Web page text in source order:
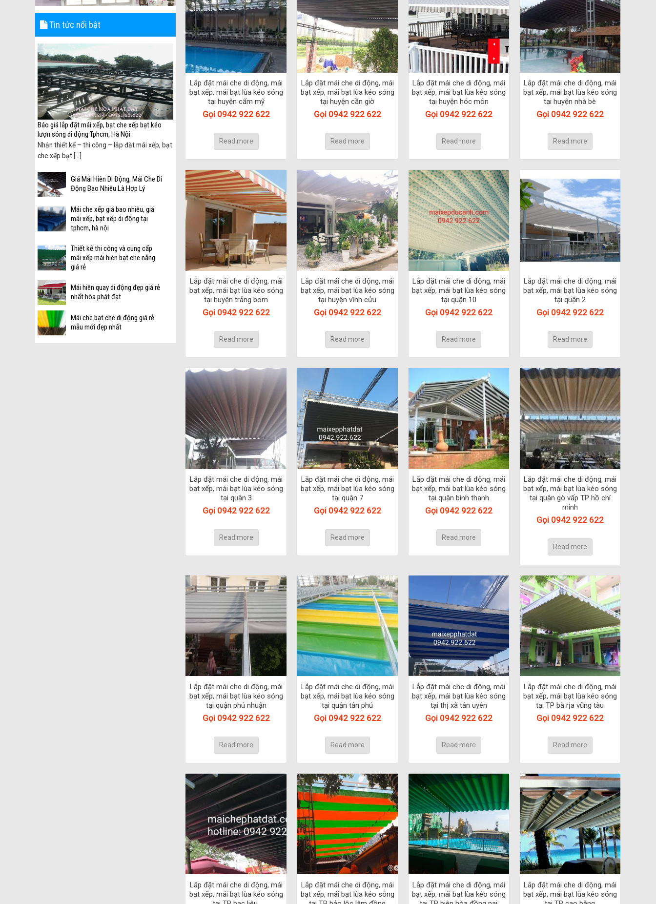
Tin tức nổi bật
Báo giá lắp đặt mái xếp, bạt che xếp bạt kéo
lượn sóng di động Tphcm, Hà Nội
Nhận thiết kế – thi công – lắp đặt mái xếp, bạt
che xếp bạt [...]
Giá Mái Hiên Di Động, Mái Che Di
Động Bao Nhiêu Là Hợp Lý
Mái che xếp giá bao nhiêu, giá
mái xếp, bạt xếp di động tại
tphcm, hà nội
Thiết kế thi công và cung cấp
mái xếp mái hiên bạt che nắng
giá rẻ
Mái hiên quay di động đẹp giá rẻ
nhất hòa phát đạt
Mái che bạt che di động giá rẻ
mẫu mới đẹp nhất
Lắp đặt mái che di động, mái
bạt xếp, mái bạt lùa kéo sóng
tại huyện cẩm mỹ
Gọi 0942 922 622
Read more
Lắp đặt mái che di động, mái
bạt xếp, mái bạt lùa kéo sóng
tại huyện cần giờ
Gọi 0942 922 622
Read more
Lắp đặt mái che di động, mái
bạt xếp, mái bạt lùa kéo sóng
tại huyện hóc môn
Gọi 0942 922 622
Read more
Lắp đặt mái che di động, mái
bạt xếp, mái bạt lùa kéo sóng
tại huyện nhà bè
Gọi 0942 922 622
Read more
Lắp đặt mái che di động, mái
bạt xếp, mái bạt lùa kéo sóng
tại huyện trảng bom
Gọi 0942 922 622
Read more
Lắp đặt mái che di động, mái
bạt xếp, mái bạt lùa kéo sóng
tại huyện vĩnh cửu
Gọi 0942 922 622
Read more
Lắp đặt mái che di động, mái
bạt xếp, mái bạt lùa kéo sóng
tại quận 10
Gọi 0942 922 622
Read more
Lắp đặt mái che di động, mái
bạt xếp, mái bạt lùa kéo sóng
tại quận 2
Gọi 0942 922 622
Read more
Lắp đặt mái che di động, mái
bạt xếp, mái bạt lùa kéo sóng
tại quận 3
Gọi 0942 922 622
Read more
Lắp đặt mái che di động, mái
bạt xếp, mái bạt lùa kéo sóng
tại quận 7
Gọi 0942 922 622
Read more
Lắp đặt mái che di động, mái
bạt xếp, mái bạt lùa kéo sóng
tại quận bình thạnh
Gọi 0942 922 622
Read more
Lắp đặt mái che di động, mái
bạt xếp, mái bạt lùa kéo sóng
tại quận gò vấp TP hồ chí
minh
Gọi 0942 922 622
Read more
Lắp đặt mái che di động, mái
bạt xếp, mái bạt lùa kéo sóng
tại quận phú nhuận
Gọi 0942 922 622
Read more
Lắp đặt mái che di động, mái
bạt xếp, mái bạt lùa kéo sóng
tại quận tân phú
Gọi 0942 922 622
Read more
Lắp đặt mái che di động, mái
bạt xếp, mái bạt lùa kéo sóng
tại thị xã tân uyên
Gọi 0942 922 622
Read more
Lắp đặt mái che di động, mái
bạt xếp, mái bạt lùa kéo sóng
tại TP bà rịa vũng tàu
Gọi 0942 922 622
Read more
Lắp đặt mái che di động, mái
bạt xếp, mái bạt lùa kéo sóng
Lắp đặt mái che di động, mái
bạt xếp, mái bạt lùa kéo sóng
Lắp đặt mái che di động, mái
bạt xếp, mái bạt lùa kéo sóng
Lắp đặt mái che di động, mái
bạt xếp, mái bạt lùa kéo sóng